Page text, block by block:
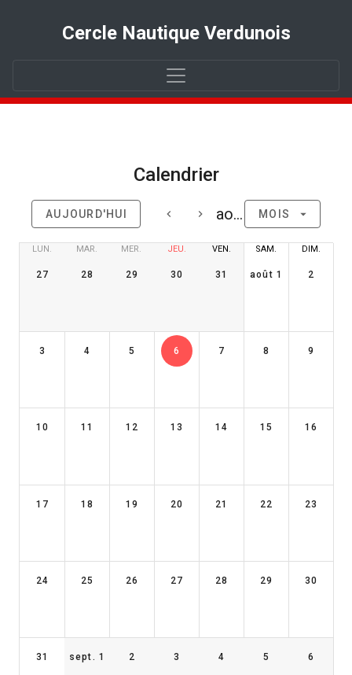
Cercle Nautique Verdunois
Calendrier
AUJOURD'HUI août 2026 MOIS
LUN. MAR. MER. JEU. VEN. SAM. DIM.
27 28 29 30 31 août 1 2
3 4 5 6 7 8 9
10 11 12 13 14 15 16
17 18 19 20 21 22 23
24 25 26 27 28 29 30
31 sept. 1 2 3 4 5 6